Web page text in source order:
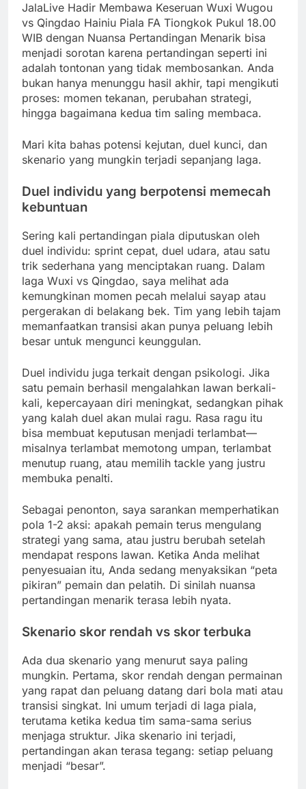
JalaLive Hadir Membawa Keseruan Wuxi Wugou
vs Qingdao Hainiu Piala FA Tiongkok Pukul 18.00
WIB dengan Nuansa Pertandingan Menarik bisa
menjadi sorotan karena pertandingan seperti ini
adalah tontonan yang tidak membosankan. Anda
bukan hanya menunggu hasil akhir, tapi mengikuti
proses: momen tekanan, perubahan strategi,
hingga bagaimana kedua tim saling membaca.
Mari kita bahas potensi kejutan, duel kunci, dan
skenario yang mungkin terjadi sepanjang laga.
Duel individu yang berpotensi memecah
kebuntuan
Sering kali pertandingan piala diputuskan oleh
duel individu: sprint cepat, duel udara, atau satu
trik sederhana yang menciptakan ruang. Dalam
laga Wuxi vs Qingdao, saya melihat ada
kemungkinan momen pecah melalui sayap atau
pergerakan di belakang bek. Tim yang lebih tajam
memanfaatkan transisi akan punya peluang lebih
besar untuk mengunci keunggulan.
Duel individu juga terkait dengan psikologi. Jika
satu pemain berhasil mengalahkan lawan berkali-
kali, kepercayaan diri meningkat, sedangkan pihak
yang kalah duel akan mulai ragu. Rasa ragu itu
bisa membuat keputusan menjadi terlambat—
misalnya terlambat memotong umpan, terlambat
menutup ruang, atau memilih tackle yang justru
membuka penalti.
Sebagai penonton, saya sarankan memperhatikan
pola 1-2 aksi: apakah pemain terus mengulang
strategi yang sama, atau justru berubah setelah
mendapat respons lawan. Ketika Anda melihat
penyesuaian itu, Anda sedang menyaksikan “peta
pikiran” pemain dan pelatih. Di sinilah nuansa
pertandingan menarik terasa lebih nyata.
Skenario skor rendah vs skor terbuka
Ada dua skenario yang menurut saya paling
mungkin. Pertama, skor rendah dengan permainan
yang rapat dan peluang datang dari bola mati atau
transisi singkat. Ini umum terjadi di laga piala,
terutama ketika kedua tim sama-sama serius
menjaga struktur. Jika skenario ini terjadi,
pertandingan akan terasa tegang: setiap peluang
menjadi “besar”.